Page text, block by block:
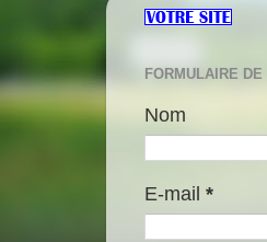
FORMULAIRE DE
Nom
E-mail *